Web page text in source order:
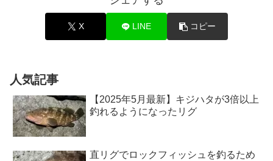
X LINE コピー
人気記事
【2025年5月最新】キジハタが3倍以上
釣れるようになったリグ
直リグでロックフィッシュを釣るため